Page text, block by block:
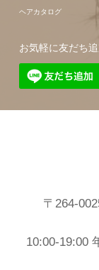
ヘアカタログ
お気軽に友だち
〒264-
10:00-19:00